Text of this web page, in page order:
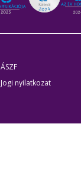
ÁSZF
Jogi nyilatkozat